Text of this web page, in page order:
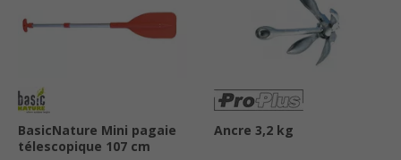
BasicNature Mini pagaie
télescopique 107 cm
Ancre 3,2 kg